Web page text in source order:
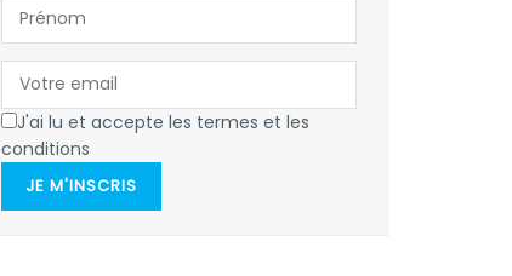
J'ai lu et accepte les termes et les
conditions
JE M'INSCRIS